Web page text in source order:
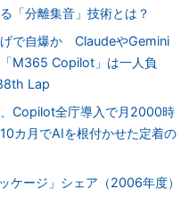
「分離集音」技術とは？
で自爆か ClaudeやGemini
M365 Copilot」は一人負
Lap
Copilot全庁導入で月2000時
カ月でAIを根付かせた定着の
ケージ」シェア（2006年度）